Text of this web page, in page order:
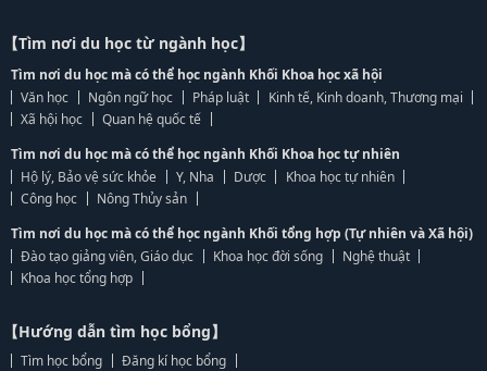
【Tìm nơi du học từ ngành học】
Tìm nơi du học mà có thể học ngành Khối Khoa học xã hội
Văn học
Ngôn ngữ học Pháp luật
Kinh tế, Kinh doanh, Thương mại
Xã hội học
Quan hệ quốc tế
Tìm nơi du học mà có thể học ngành Khối Khoa học tự nhiên
Hộ lý, Bảo vệ sức khỏe
Y, Nha Dược
Khoa học tự nhiên
Công học
Nông Thủy sản
Tìm nơi du học mà có thể học ngành Khối tổng hợp (Tự nhiên và Xã hội)
Đào tạo giảng viên, Giáo dục
Khoa học đời sống
Nghệ thuật
Khoa học tổng hợp
【Hướng dẫn tìm học bổng】
Tìm học bổng
Đăng kí học bổng